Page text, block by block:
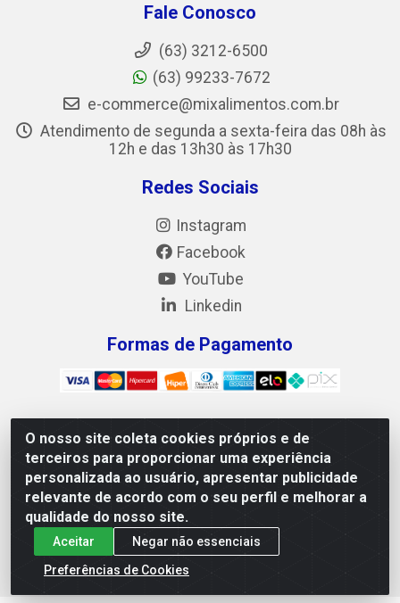
O nosso site coleta cookies próprios e de
terceiros para proporcionar uma experiência
personalizada ao usuário, apresentar publicidade
relevante de acordo com o seu perfil e melhorar a
qualidade do nosso site.
Aceitar
Negar não essenciais
Preferências de Cookies
Fale Conosco
(63) 3212-6500
(63) 99233-7672
e-commerce@mixalimentos.com.br
Atendimento de segunda a sexta-feira das 08h às
12h e das 13h30 às 17h30
Redes Sociais
Instagram
Facebook
YouTube
Linkedin
Formas de Pagamento
Mix Alimentos LTDA - Quadra Asr Ne 55 (412 Norte), Alameda
02, S/N - Plano Diretor Norte, Palmas/TO - CEP 77.006-540 -
CNPJ 05.922.500/0001-02